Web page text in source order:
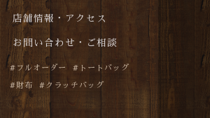
店舗情報・アクセス
お問い合わせ・ご相談
フルオーダー トートバッグ
財布 クラッチバッグ